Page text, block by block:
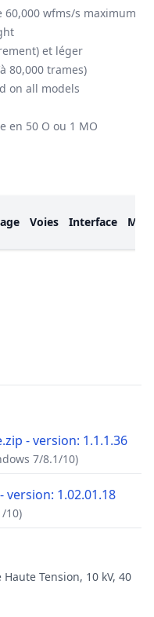
wfms/s maximum
et léger
80,000 trames)
on all models
en 50 O ou 1 MO
Voies Interface
- version: 1.1.1.36
7/8.1/10)
1.02.01.18
10)
Tension, 10 kV, 40